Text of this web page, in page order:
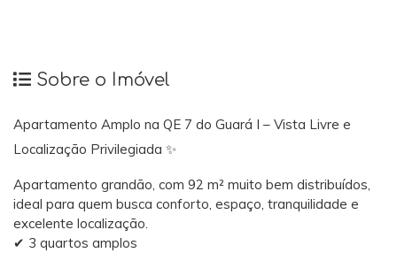
Sobre o Imóvel
Apartamento Amplo na QE 7 do Guará I – Vista Livre e
Localização Privilegiada ✨
Apartamento grandão, com 92 m² muito bem distribuídos,
ideal para quem busca conforto, espaço, tranquilidade e
excelente localização.
✔ 3 quartos amplos